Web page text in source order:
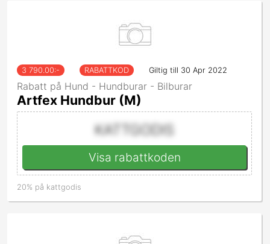
3 790.00:- RABATTKOD Giltig till 30 Apr 2022
Rabatt på Hund - Hundburar - Bilburar
Artfex Hundbur (M)
KATTGODIS
Visa rabattkoden
20% på kattgodis